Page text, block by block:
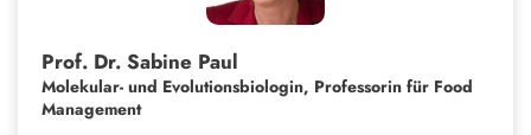
Prof. Dr. Sabine Paul
Molekular- und Evolutionsbiologin, Professorin für Food
Management